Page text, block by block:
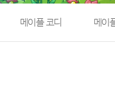
메이플 코디 메이